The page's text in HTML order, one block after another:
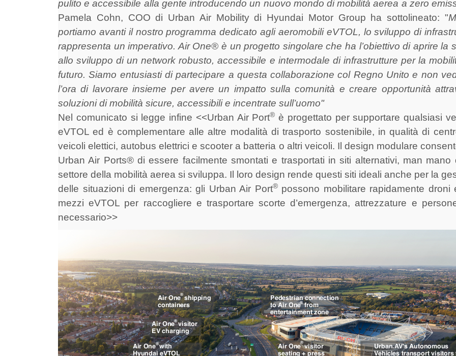
pulito e accessibile alla gente introducendo un nuovo mondo di mobilità aerea a zero
Pamela Cohn, COO di Urban Air Mobility di Hyundai Motor Group ha sottolineato: "
portiamo avanti il nostro programma dedicato agli aeromobili eVTOL, lo sviluppo di
rappresenta un imperativo. Air One® è un progetto singolare che ha l’obiettivo di aprire la
allo sviluppo di un network robusto, accessibile e intermodale di infrastrutture per la
futuro. Siamo entusiasti di partecipare a questa collaborazione col Regno Unito e non
l’ora di lavorare insieme per avere un impatto sulla comunità e creare opportunità
soluzioni di mobilità sicure, accessibili e incentrate sull’uomo"
Nel comunicato si legge infine <<Urban Air Port® è progettato per supportare qualsiasi
eVTOL ed è complementare alle altre modalità di trasporto sostenibile, in qualità di
veicoli elettici, autobus elettrici e scooter a batteria o altri veicoli. Il design modulare
Urban Air Ports® di essere facilmente smontati e trasportati in siti alternativi, man mano
settore della mobilità aerea si sviluppa. Il loro design rende questi siti ideali anche per la
delle situazioni di emergenza: gli Urban Air Port®possono mobilitare rapidamente droni
mezzi eVTOL per raccogliere e trasportare scorte d’emergenza, attrezzature e
necessario>>